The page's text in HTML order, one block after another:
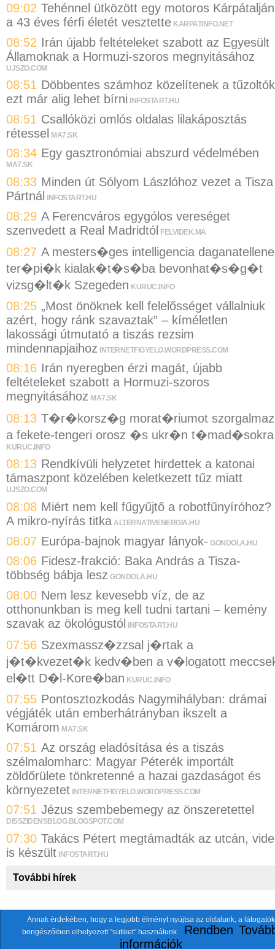
09:02 Tehénnel ütközött egy motoros
a 43 éves férfi életét vesztette KARPATINFO.NET
08:52 Irán újabb feltételeket szabott az Egyesült
Államoknak a Hormuzi-szoros megnyitásához
UJSZO.COM
08:51 Döbbentes számhoz közelítenek a
ezt már alig lehet bírni
INFOSTART.HU
08:51 Csallóközi omlós oldalas lilakáposztás
rétessel MA7.SK
08:34 Egy gasztronómiai abszurd védelmében
MA7.SK
08:33 Minden út Sólyom Lászlóhoz vezet a Tisza
Pártnál
INFOSTART.HU
08:29 A Ferencváros egygólos vereséget
szenvedett a Real Madridtól FELVIDEK.MA
08:27 A mesters�ges intelligencia
ter�pi�k kialak�t�s�ba bevonhat�s�g�t
vizsg�lt�k Szegeden KURUC.INFO
08:25 „Most önöknek kell felelősséget vállalniuk
azért, hogy ránk szavaztak” – kíméletlen
lakossági útmutató a tiszás rezsim
mindennapjaihoz INTERNETFIGYELO.WORDPRESS.COM
08:16 Irán nyeregben érzi magát, újabb
feltételeket szabott a Hormuzi-szoros
megnyitásához MA7.SK
08:13 T�r�korsz�g morat�riumot szorgalmaz
a fekete-tengeri orosz �s ukr�n t�mad�sokra
KURUC.INFO
08:13 Rendkívüli helyzetet hirdettek a katonai
támaszpont közelében keletkezett tűz miatt
UJSZO.COM
08:08 Miért nem kell fűgyűjtő a robotfűnyíróhoz?
A mikro-nyírás titka ALTERNATIVENERGIA.HU
08:07 Európa-bajnok magyar lányok- GONDOLA.HU
08:06 Fidesz-frakció: Baka András a Tisza-
többség bábja lesz GONDOLA.HU
08:00 Nem lesz kevesebb víz, de az
otthonunkban is meg kell tudni tartani – kemény
szavak az ökológustól INFOSTART.HU
07:56 Szexmassz�zzsal j�rtak a
j�t�kvezet�k kedv�ben a v�logatott
el�tt D�l-Kore�ban KURUC.INFO
07:55 Pontosztozkodás Nagymihályban: drámai
végjáték után emberhátrányban ikszelt a
Komárom MA7.SK
07:51 Az ország eladósítása és a tiszás
szélmalomharc: Magyar Péterék importált
zöldőrülete tönkretenné a hazai gazdaságot és
környezetet INTERNETFIGYELO.WORDPRESS.COM
07:51 Jézus szembebemegy az önszeretettel
DISSZIDENSBLOG.BLOGSPOT.COM
07:30 Takács Pétert megtámadták az utcán,
is készült INFOSTART.HU
További hírek
A fentiekkel együtt összesen118 oldaltszemlézünk.
© 2026 Nemzeti.net - E-mail:ten.itezmen@itezmen
Annak érdekében, hogy a legjobb élményt nyújtsa az oldalunk, a látogatók
böngészőiben elhelyezett "sütiket" használunk.
Rendben
információk